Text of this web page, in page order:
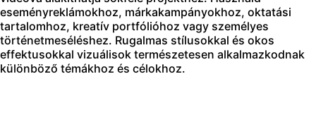
eseményreklámokhoz, márkakampányokhoz, oktatási
tartalomhoz, kreatív portfólióhoz vagy személyes
történetmeséléshez. Rugalmas stílusokkal és okos
effektusokkal vizuálisok természetesen alkalmazkodnak
különböző témákhoz és célokhoz.